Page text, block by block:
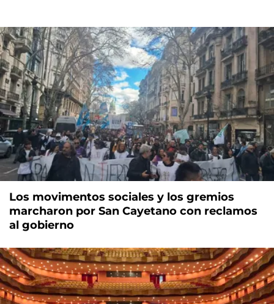
Los movimentos sociales y los gremios
marcharon por San Cayetano con reclamos
al gobierno